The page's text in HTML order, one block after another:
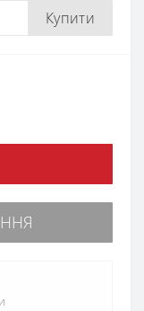
Купити